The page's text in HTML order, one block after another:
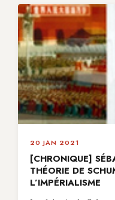
20 JAN 2021
[CHRONIQUE]
THÉORIE DE
L’IMPÉRIALISME